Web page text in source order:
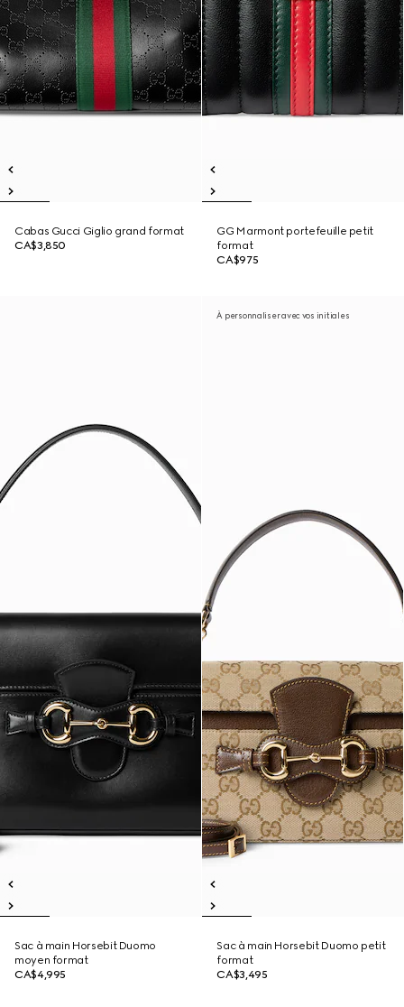
Cabas Gucci Giglio grand format
CA$3,850
GG Marmont portefeuille petit
format
CA$975
Sac à main Horsebit Duomo
moyen format
CA$4,995
À personnaliser avec vos initiales
Sac à main Horsebit Duomo petit
format
CA$3,495